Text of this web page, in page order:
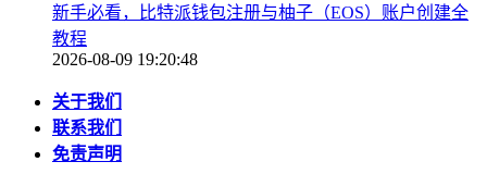
新手必看，比特派钱包注册与柚子（EOS）账户创建全
教程
2026-08-09 19:20:48
关于我们
联系我们
免责声明